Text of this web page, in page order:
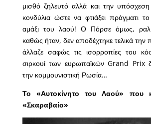
μισθό ζηλευτό αλλά και την
κονδύλια ώστε να φτιάξει πράγματι
αμάξι του λαού! Ο Πόρσε όμως,
καθώς ήταν, δεν αποδέχτηκε τελικά
άλλαζε σαφώς τις ισορροπίες του
σιρκουί των ευρωπαϊκών Grand Prix
την κομμουνιστική Ρωσία…
Το «Αυτοκίνητο του Λαού» που
«Σκαραβαίο»